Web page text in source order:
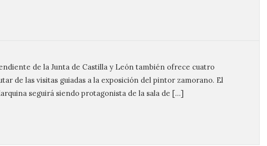
de la Junta de Castilla y León también ofrece cuatro
de las visitas guiadas a la exposición del pintor zamorano. El
seguirá siendo protagonista de la sala de […]